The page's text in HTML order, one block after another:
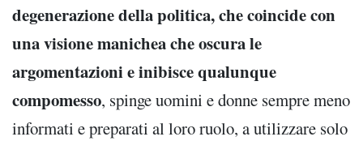
degenerazione della politica, che coincide con
una visione manichea che oscura le
argomentazioni e inibisce qualunque
compomesso, spinge uomini e donne sempre meno
informati e preparati al loro ruolo, a utilizzare solo